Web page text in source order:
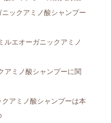
ニックアミノ酸シャンプー
ルエオーガニックアミノ
ミノ酸シャンプーに関
クアミノ酸シャンプーは本